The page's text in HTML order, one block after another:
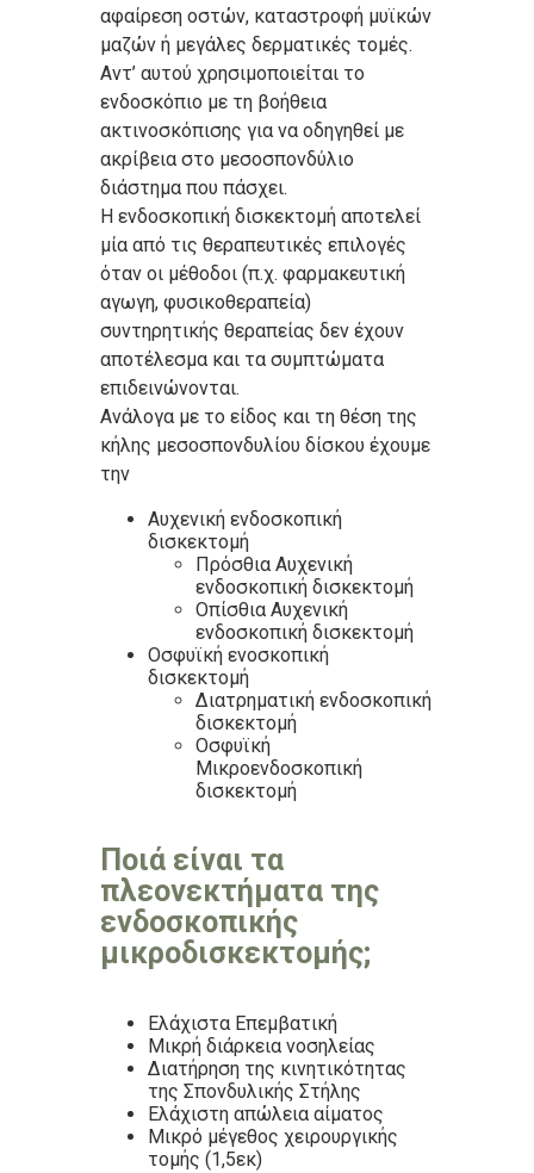
αφαίρεση οστών, καταστροφή μυϊκών
μαζών ή μεγάλες δερματικές τομές.
Αντ’ αυτού χρησιμοποιείται το
ενδοσκόπιο με τη βοήθεια
ακτινοσκόπισης για να οδηγηθεί με
ακρίβεια στο μεσοσπονδύλιο
διάστημα που πάσχει.
Η ενδοσκοπική δισκεκτομή αποτελεί
μία από τις θεραπευτικές επιλογές
όταν οι μέθοδοι (π.χ. φαρμακευτική
αγωγη, φυσικοθεραπεία)
συντηρητικής θεραπείας δεν έχουν
αποτέλεσμα και τα συμπτώματα
επιδεινώνονται.
Ανάλογα με το είδος και τη θέση της
κήλης μεσοσπονδυλίου δίσκου έχουμε
την
Αυχενική ενδοσκοπική
δισκεκτομή
Πρόσθια Αυχενική
ενδοσκοπική δισκεκτομή
Οπίσθια Αυχενική
ενδοσκοπική δισκεκτομή
Οσφυϊκή ενοσκοπική
δισκεκτομή
Διατρηματική ενδοσκοπική
δισκεκτομή
Οσφυϊκή
Μικροενδοσκοπική
δισκεκτομή
Ποιά είναι τα
πλεονεκτήματα της
ενδοσκοπικής
μικροδισκεκτομής;
Ελάχιστα Επεμβατική
Μικρή διάρκεια νοσηλείας
Διατήρηση της κινητικότητας
της Σπονδυλικής Στήλης
Ελάχιστη απώλεια αίματος
Μικρό μέγεθος χειρουργικής
τομής (1,5εκ)